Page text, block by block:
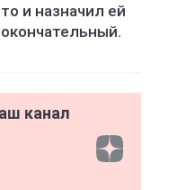
и назначил ей
канал